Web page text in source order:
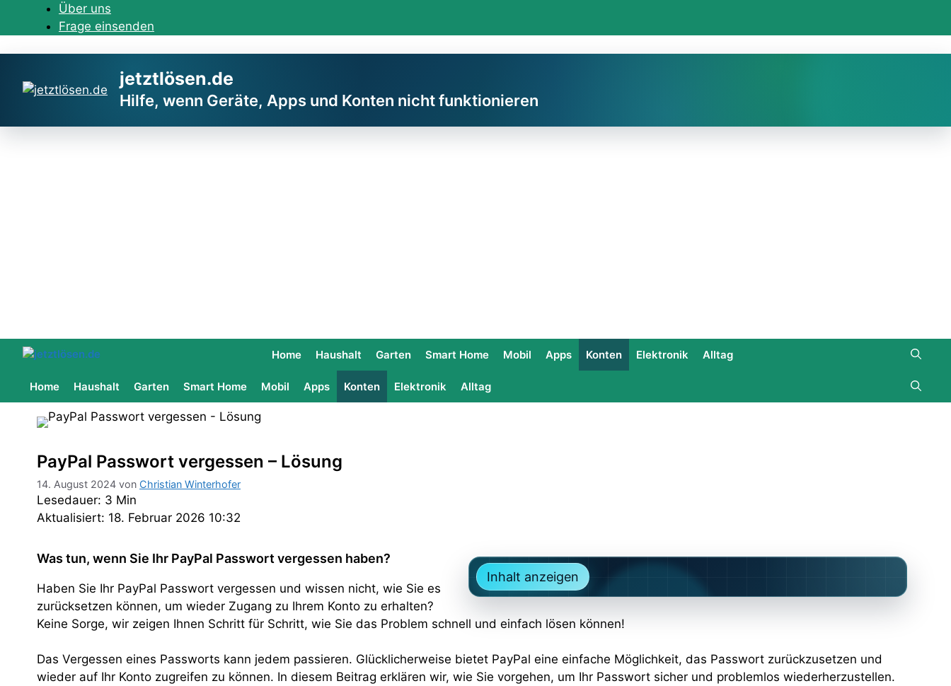
Über uns
Frage einsenden
jetztlösen.de
Hilfe, wenn Geräte, Apps und Konten nicht funktionieren
Home Haushalt Garten Smart Home Mobil Apps Konten Elektronik Alltag
Home Haushalt Garten Smart Home Mobil Apps Konten Elektronik Alltag
PayPal Passwort vergessen – Lösung
14. August 2024 von Christian Winterhofer
Lesedauer: 3 Min
Aktualisiert: 18. Februar 2026 10:32
Inhalt anzeigen
Was tun, wenn Sie Ihr PayPal Passwort vergessen haben?
Haben Sie Ihr PayPal Passwort vergessen und wissen nicht, wie Sie es
zurücksetzen können, um wieder Zugang zu Ihrem Konto zu erhalten?
Keine Sorge, wir zeigen Ihnen Schritt für Schritt, wie Sie das Problem schnell und einfach lösen können!
Das Vergessen eines Passworts kann jedem passieren. Glücklicherweise bietet PayPal eine einfache Möglichkeit, das Passwort zurückzusetzen und
wieder auf Ihr Konto zugreifen zu können. In diesem Beitrag erklären wir, wie Sie vorgehen, um Ihr Passwort sicher und problemlos wiederherzustellen.